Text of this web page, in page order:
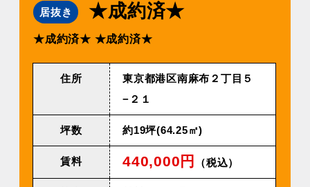
居抜き ★成約済★
★成約済★ ★成約済★
住所
東京都港区南麻布２丁目５
−２１
坪数 約19坪(64.25㎡)
賃料 440,000円 （税込）